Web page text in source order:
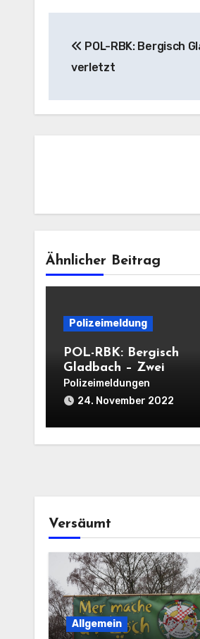
POL-RBK: Bergisch
verletzt
Ähnlicher Beitrag
Polizeimeldung
POL-RBK: Bergisch
Gladbach – Zwei
Einbrüche in
Einfamilienhäuser am
Polizeimeldungen
24. November 2022
Versäumt
Allgemein